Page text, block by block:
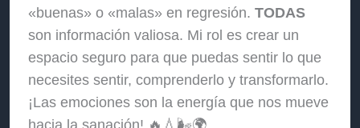
«buenas» o «malas» en regresión.TODAS
son información valiosa. Mi rol es crear un
espacio seguro para que puedas sentir lo que
necesites sentir, comprenderlo y transformarlo.
¡Las emociones son la energía que nos mueve